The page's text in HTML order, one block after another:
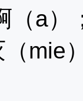
a）
mie